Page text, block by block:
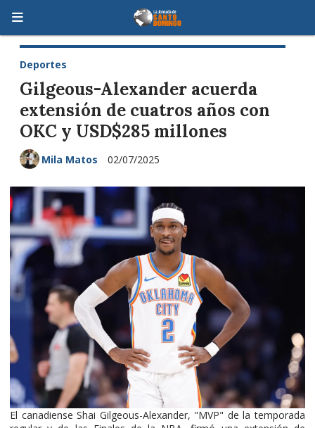
Gilgeous-Alexander acuerda
extensión de cuatros años con
OKC y USD$285 millones
Deportes
02/07/2025
Mila Matos
El canadiense Shai Gilgeous-Alexander, "MVP" de la temporada